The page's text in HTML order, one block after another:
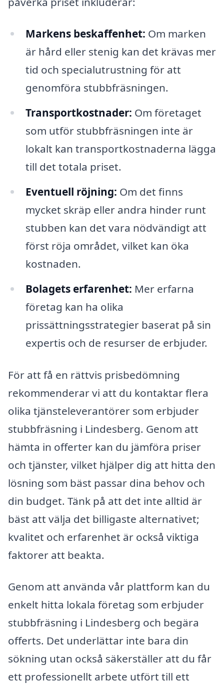
Markens beskaffenhet: Om marken
är hård eller stenig kan det krävas mer
tid och specialutrustning för att
genomföra stubbfräsningen.
Transportkostnader: Om företaget
som utför stubbfräsningen inte är
lokalt kan transportkostnaderna lägga
till det totala priset.
Eventuell röjning: Om det finns
mycket skräp eller andra hinder runt
stubben kan det vara nödvändigt att
först röja området, vilket kan öka
kostnaden.
Bolagets erfarenhet: Mer erfarna
företag kan ha olika
prissättningsstrategier baserat på sin
expertis och de resurser de erbjuder.
För att få en rättvis prisbedömning
rekommenderar vi att du kontaktar flera
olika tjänsteleverantörer som erbjuder
stubbfräsning i Lindesberg. Genom att
hämta in offerter kan du jämföra priser
och tjänster, vilket hjälper dig att hitta den
lösning som bäst passar dina behov och
din budget. Tänk på att det inte alltid är
bäst att välja det billigaste alternativet;
kvalitet och erfarenhet är också viktiga
faktorer att beakta.
Genom att använda vår plattform kan du
enkelt hitta lokala företag som erbjuder
stubbfräsning i Lindesberg och begära
offerts. Det underlättar inte bara din
sökning utan också säkerställer att du får
ett professionellt arbete utfört till ett